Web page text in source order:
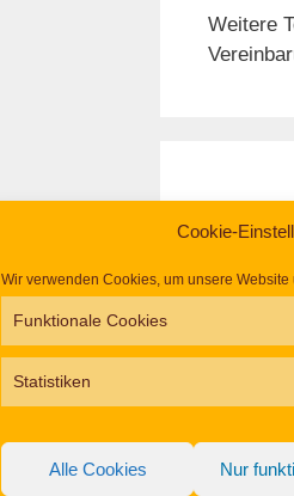
Cookie-
Wir verwenden Cookies, um unsere
Funktionale Cookies
Statistiken
Alle Cookies Nur
Weitere